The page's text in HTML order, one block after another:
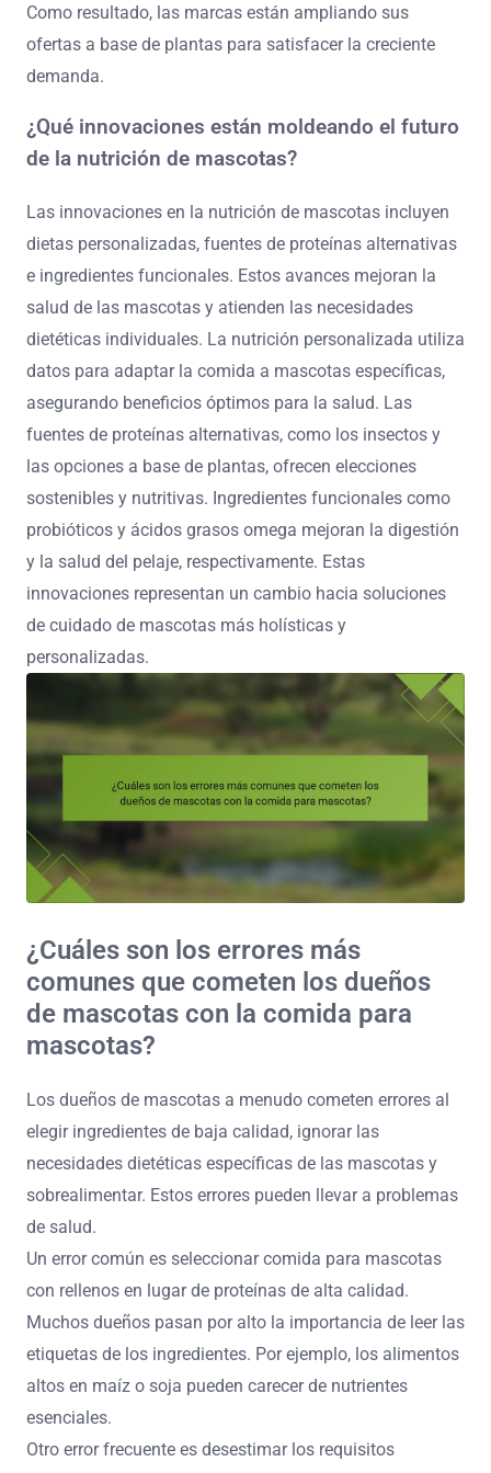
Como resultado, las marcas están ampliando sus
ofertas a base de plantas para satisfacer la creciente
demanda.
¿Qué innovaciones están moldeando el futuro
de la nutrición de mascotas?
Las innovaciones en la nutrición de mascotas incluyen
dietas personalizadas, fuentes de proteínas alternativas
e ingredientes funcionales. Estos avances mejoran la
salud de las mascotas y atienden las necesidades
dietéticas individuales. La nutrición personalizada utiliza
datos para adaptar la comida a mascotas específicas,
asegurando beneficios óptimos para la salud. Las
fuentes de proteínas alternativas, como los insectos y
las opciones a base de plantas, ofrecen elecciones
sostenibles y nutritivas. Ingredientes funcionales como
probióticos y ácidos grasos omega mejoran la digestión
y la salud del pelaje, respectivamente. Estas
innovaciones representan un cambio hacia soluciones
de cuidado de mascotas más holísticas y
personalizadas.
¿Cuáles son los errores más
comunes que cometen los dueños
de mascotas con la comida para
mascotas?
Los dueños de mascotas a menudo cometen errores al
elegir ingredientes de baja calidad, ignorar las
necesidades dietéticas específicas de las mascotas y
sobrealimentar. Estos errores pueden llevar a problemas
de salud.
Un error común es seleccionar comida para mascotas
con rellenos en lugar de proteínas de alta calidad.
Muchos dueños pasan por alto la importancia de leer las
etiquetas de los ingredientes. Por ejemplo, los alimentos
altos en maíz o soja pueden carecer de nutrientes
esenciales.
Otro error frecuente es desestimar los requisitos